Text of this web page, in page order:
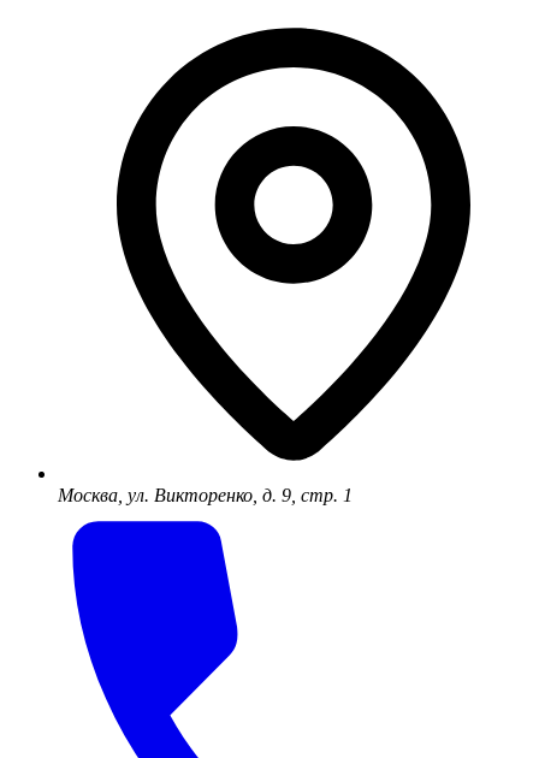
Москва, ул. Викторенко, д. 9, стр. 1